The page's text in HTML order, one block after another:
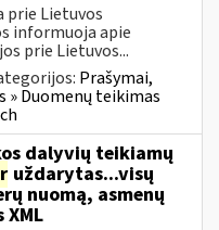
prie Lietuvos
informuoja apie
prie Lietuvos...
Prašymai,
» Duomenų teikimas
dalyvių teikiamų
uždarytas...visų
nuomą, asmenų